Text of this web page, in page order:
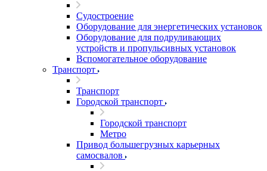
Судостроение
Оборудование для энергетических установок
Оборудование для подруливающих
устройств и пропульсивных установок
Вспомогательное оборудование
Транспорт
Транспорт
Городской транспорт
Городской транспорт
Метро
Привод большегрузных карьерных
самосвалов